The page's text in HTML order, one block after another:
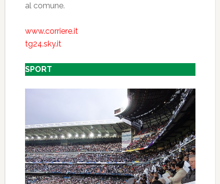
al comune.
www.corriere.it
tg24.sky.it
SPORT